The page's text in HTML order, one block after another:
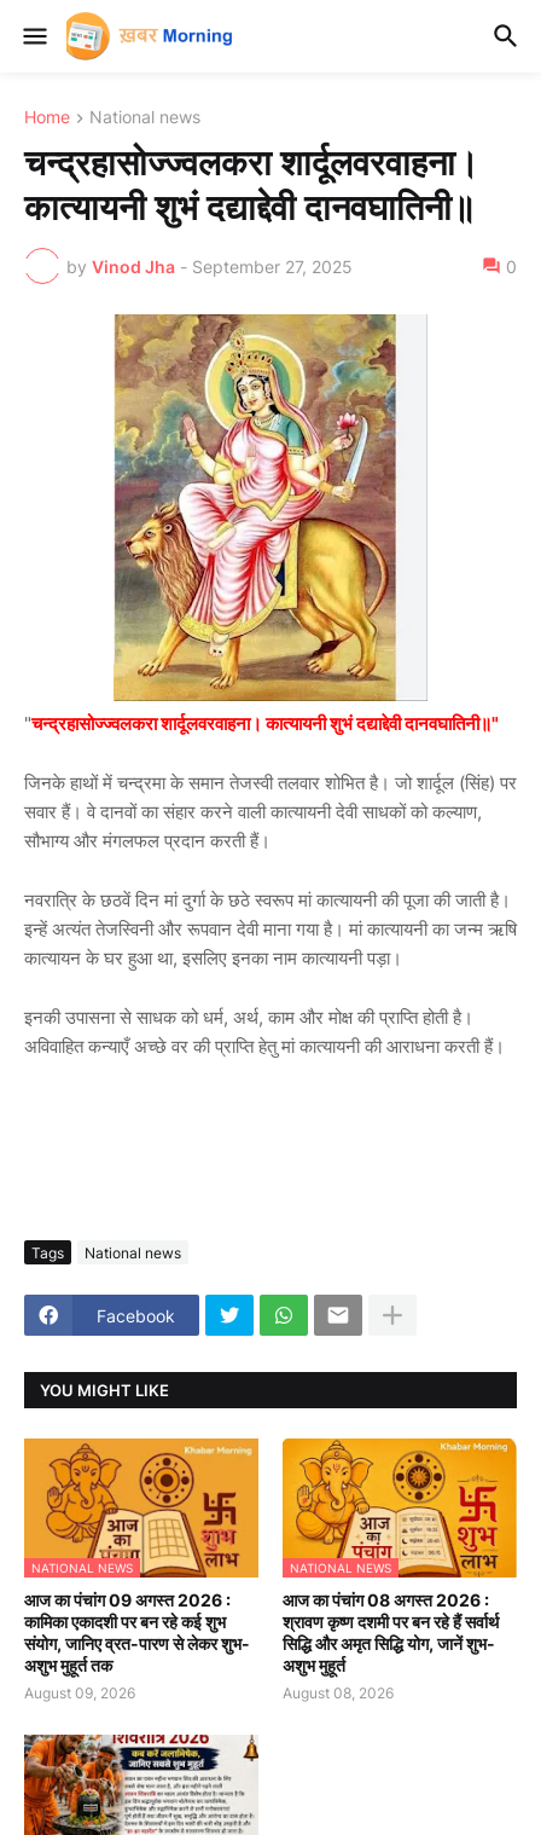
Home National news
चन्द्रहासोज्ज्वलकरा शार्दूलवरवाहना।
कात्यायनी शुभं दद्याद्देवी दानवघातिनी॥
by Vinod Jha - September 27, 2025 0
"चन्द्रहासोज्ज्वलकरा शार्दूलवरवाहना। कात्यायनी शुभं दद्याद्देवी दानवघातिनी॥"
जिनके हाथों में चन्द्रमा के समान तेजस्वी तलवार शोभित है। जो शार्दूल (सिंह) पर
सवार हैं। वे दानवों का संहार करने वाली कात्यायनी देवी साधकों को कल्याण,
सौभाग्य और मंगलफल प्रदान करती हैं।
नवरात्रि के छठवें दिन मां दुर्गा के छठे स्वरूप मां कात्यायनी की पूजा की जाती है।
इन्हें अत्यंत तेजस्विनी और रूपवान देवी माना गया है। मां कात्यायनी का जन्म ऋषि
कात्यायन के घर हुआ था, इसलिए इनका नाम कात्यायनी पड़ा।
इनकी उपासना से साधक को धर्म, अर्थ, काम और मोक्ष की प्राप्ति होती है।
अविवाहित कन्याएँ अच्छे वर की प्राप्ति हेतु मां कात्यायनी की आराधना करती हैं।
Tags National news
Facebook
YOU MIGHT LIKE
NATIONAL NEWS
आज का पंचांग 09 अगस्त 2026 :
कामिका एकादशी पर बन रहे कई शुभ
संयोग, जानिए व्रत-पारण से लेकर शुभ-
अशुभ मुहूर्त तक
August 09, 2026
NATIONAL NEWS
आज का पंचांग 08 अगस्त 2026 :
श्रावण कृष्ण दशमी पर बन रहे हैं सर्वार्थ
सिद्धि और अमृत सिद्धि योग, जानें शुभ-
अशुभ मुहूर्त
August 08, 2026